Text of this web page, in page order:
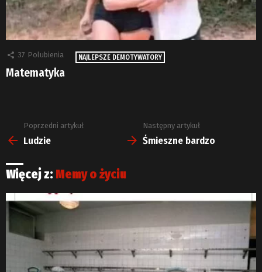
37 Polubienia NAJLEPSZE DEMOTYWATORY
Matematyka
Zobacz
więcej
Poprzedni artykuł
Ludzie
Następny artykuł
Śmieszne bardzo
Więcej z: Memy o życiu